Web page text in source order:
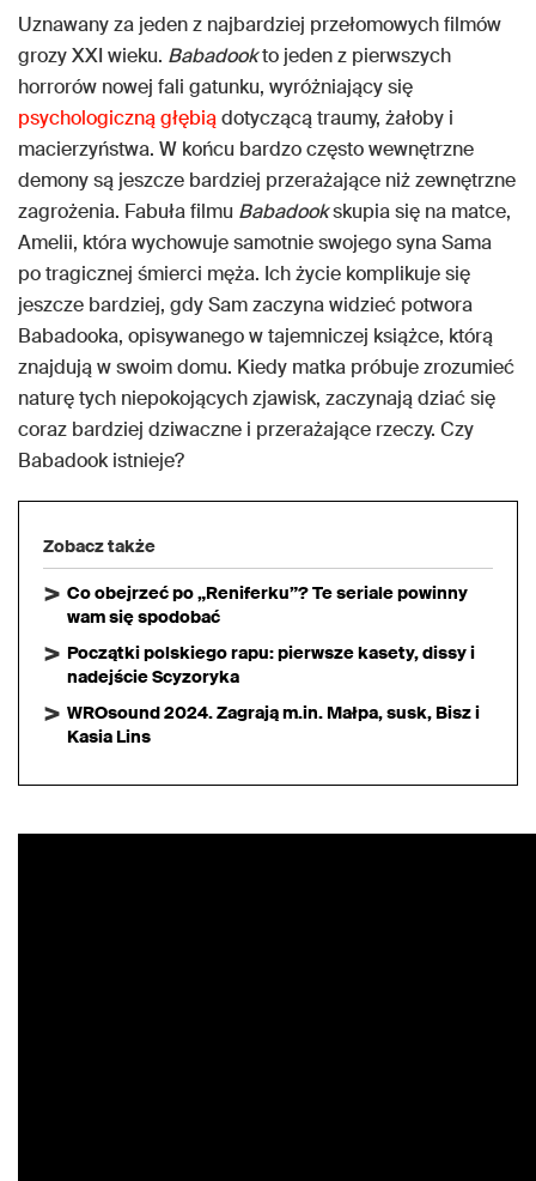
Uznawany za jeden z najbardziej przełomowych filmów
grozy XXI wieku. Babadookto jeden z pierwszych
horrorów nowej fali gatunku, wyróżniający się
psychologiczną głębiądotyczącą traumy, żałoby i
macierzyństwa. W końcu bardzo często wewnętrzne
demony są jeszcze bardziej przerażające niż zewnętrzne
zagrożenia. Fabuła filmu Babadookskupia się na matce,
Amelii, która wychowuje samotnie swojego syna Sama
po tragicznej śmierci męża. Ich życie komplikuje się
jeszcze bardziej, gdy Sam zaczyna widzieć potwora
Babadooka, opisywanego w tajemniczej książce, którą
znajdują w swoim domu. Kiedy matka próbuje zrozumieć
naturę tych niepokojących zjawisk, zaczynają dziać się
coraz bardziej dziwaczne i przerażające rzeczy. Czy
Babadook istnieje?
Zobacz także
Co obejrzeć po „Reniferku”? Te seriale powinny
wam się spodobać
Początki polskiego rapu: pierwsze kasety, dissy i
nadejście Scyzoryka
WROsound 2024. Zagrają m.in. Małpa, susk, Bisz i
Kasia Lins